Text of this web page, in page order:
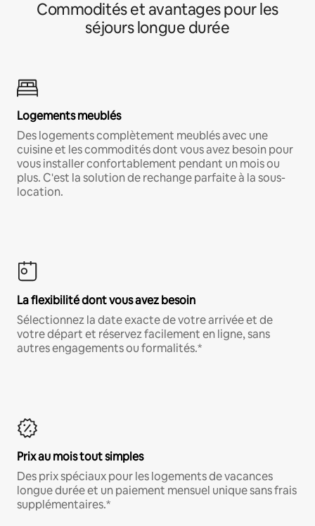
Commodités et avantages pour les
séjours longue durée
Logements meublés
Des logements complètement meublés avec une
cuisine et les commodités dont vous avez besoin pour
vous installer confortablement pendant un mois ou
plus. C'est la solution de rechange parfaite à la sous-
location.
La flexibilité dont vous avez besoin
Sélectionnez la date exacte de votre arrivée et de
votre départ et réservez facilement en ligne, sans
autres engagements ou formalités.*
Prix au mois tout simples
Des prix spéciaux pour les logements de vacances
longue durée et un paiement mensuel unique sans frais
supplémentaires.*